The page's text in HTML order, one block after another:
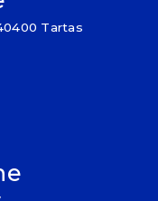
Tartas